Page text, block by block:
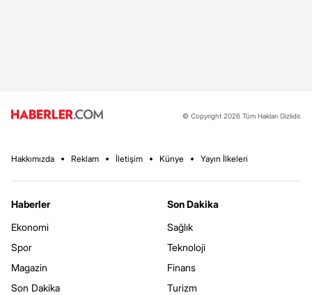
© Copyright 2026 Tüm Hakları Gizlidir.
Hakkımızda Reklam İletişim Künye Yayın İlkeleri
Haberler
Ekonomi
Spor
Magazin
Son Dakika
Son Dakika
Sağlık
Teknoloji
Finans
Turizm